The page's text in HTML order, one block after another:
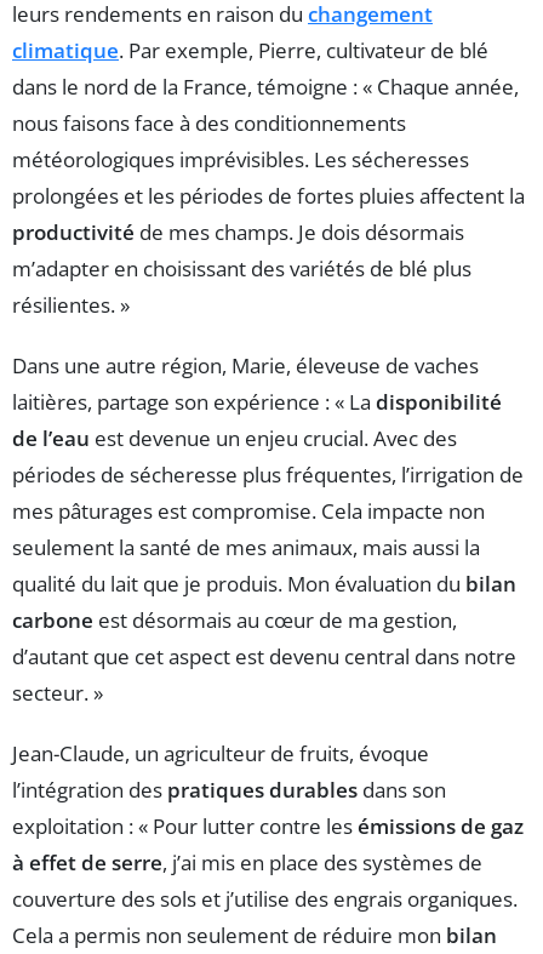
leurs rendements en raison du changement
climatique. Par exemple, Pierre, cultivateur de blé
dans le nord de la France, témoigne : « Chaque année,
nous faisons face à des conditionnements
météorologiques imprévisibles. Les sécheresses
prolongées et les périodes de fortes pluies affectent la
productivité de mes champs. Je dois désormais
m’adapter en choisissant des variétés de blé plus
résilientes. »
Dans une autre région, Marie, éleveuse de vaches
laitières, partage son expérience : « La disponibilité
de l’eau est devenue un enjeu crucial. Avec des
périodes de sécheresse plus fréquentes, l’irrigation de
mes pâturages est compromise. Cela impacte non
seulement la santé de mes animaux, mais aussi la
qualité du lait que je produis. Mon évaluation du bilan
carbone est désormais au cœur de ma gestion,
d’autant que cet aspect est devenu central dans notre
secteur. »
Jean-Claude, un agriculteur de fruits, évoque
l’intégration des pratiques durables dans son
exploitation : « Pour lutter contre lesémissions de gaz
à effet de serre, j’ai mis en place des systèmes de
couverture des sols et j’utilise des engrais organiques.
Cela a permis non seulement de réduire mon bilan